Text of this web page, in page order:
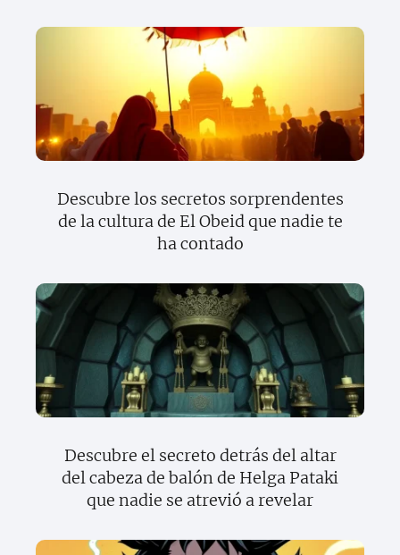
Descubre los secretos sorprendentes
de la cultura de El Obeid que nadie te
ha contado
Descubre el secreto detrás del altar
del cabeza de balón de Helga Pataki
que nadie se atrevió a revelar